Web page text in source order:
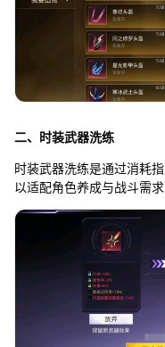
二、时装武器洗练
时装武器洗练是通过消耗
以适配角色养成与战斗需